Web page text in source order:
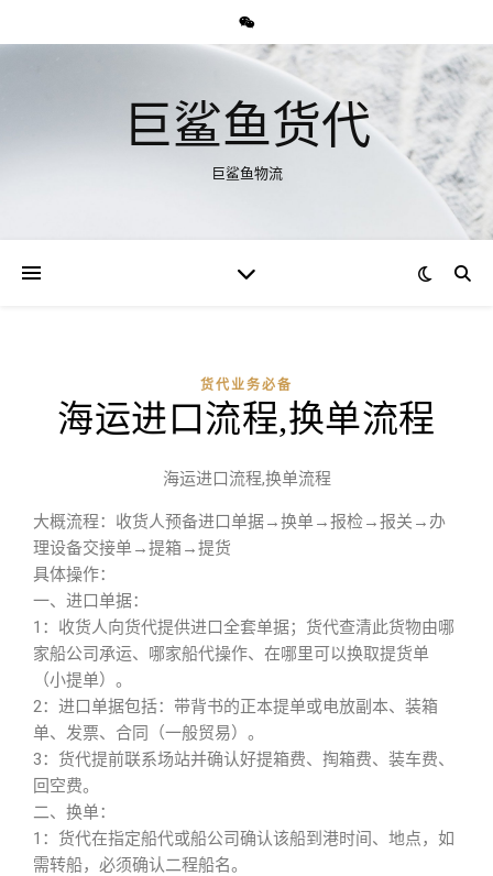
巨鲨鱼货代
巨鲨鱼物流
货代业务必备
海运进口流程,换单流程
海运进口流程,换单流程
大概流程：收货人预备进口单据→换单→报检→报关→办
理设备交接单→提箱→提货
具体操作：
一、进口单据：
1：收货人向货代提供进口全套单据；货代查清此货物由哪
家船公司承运、哪家船代操作、在哪里可以换取提货单
（小提单）。
2：进口单据包括：带背书的正本提单或电放副本、装箱
单、发票、合同（一般贸易）。
3：货代提前联系场站并确认好提箱费、掏箱费、装车费、
回空费。
二、换单：
1：货代在指定船代或船公司确认该船到港时间、地点，如
需转船，必须确认二程船名。